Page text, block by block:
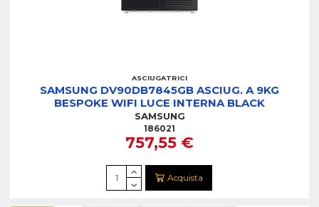
ASCIUGATRICI
SAMSUNG DV90DB7845GB ASCIUG. A 9KG
BESPOKE WIFI LUCE INTERNA BLACK
SAMSUNG
186021
757,55 €
Acquista